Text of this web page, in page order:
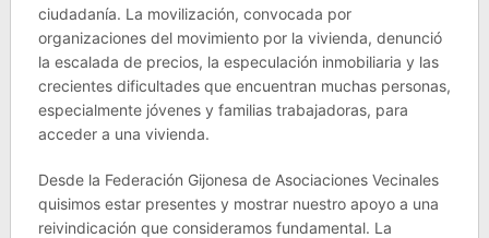
ciudadanía. La movilización, convocada por
organizaciones del movimiento por la vivienda, denunció
la escalada de precios, la especulación inmobiliaria y las
crecientes dificultades que encuentran muchas personas,
especialmente jóvenes y familias trabajadoras, para
acceder a una vivienda.
Desde la Federación Gijonesa de Asociaciones Vecinales
quisimos estar presentes y mostrar nuestro apoyo a una
reivindicación que consideramos fundamental. La